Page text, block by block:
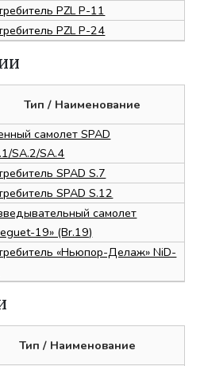
PZL P-11
PZL P-24
Тип / Наименование
самолет SPAD
SA.2/SA.4
SPAD S.7
SPAD S.12
самолет
19» (Br.19)
«Ньюпор-Делаж» NiD-
Тип / Наименование